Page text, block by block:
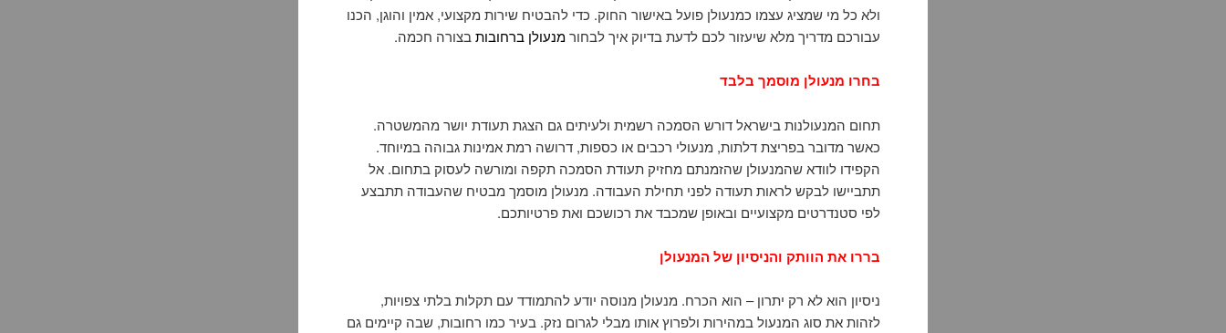
ולא כל מי שמציג עצמו כמנעולן פועל באישור החוק. כדי להבטיח שירות מקצועי, אמין והוגן, הכנו
עבורכם מדריך מלא שיעזור לכם לדעת בדיוק איך לבחורמנעולן ברחובות בצורה חכמה.
בחרו מנעולן מוסמך בלבד
תחום המנעולנות בישראל דורש הסמכה רשמית ולעיתים גם הצגת תעודת יושר מהמשטרה.
כאשר מדובר בפריצת דלתות, מנעולי רכבים או כספות, דרושה רמת אמינות גבוהה במיוחד.
הקפידו לוודא שהמנעולן שהזמנתם מחזיק תעודת הסמכה תקפה ומורשה לעסוק בתחום. אל
תתביישו לבקש לראות תעודה לפני תחילת העבודה. מנעולן מוסמך מבטיח שהעבודה תתבצע
לפי סטנדרטים מקצועיים ובאופן שמכבד את רכושכם ואת פרטיותכם.
בררו את הוותק והניסיון של המנעולן
ניסיון הוא לא רק יתרון – הוא הכרח. מנעולן מנוסה יודע להתמודד עם תקלות בלתי צפויות,
לזהות את סוג המנעול במהירות ולפרוץ אותו מבלי לגרום נזק. בעיר כמו רחובות, שבה קיימים גם